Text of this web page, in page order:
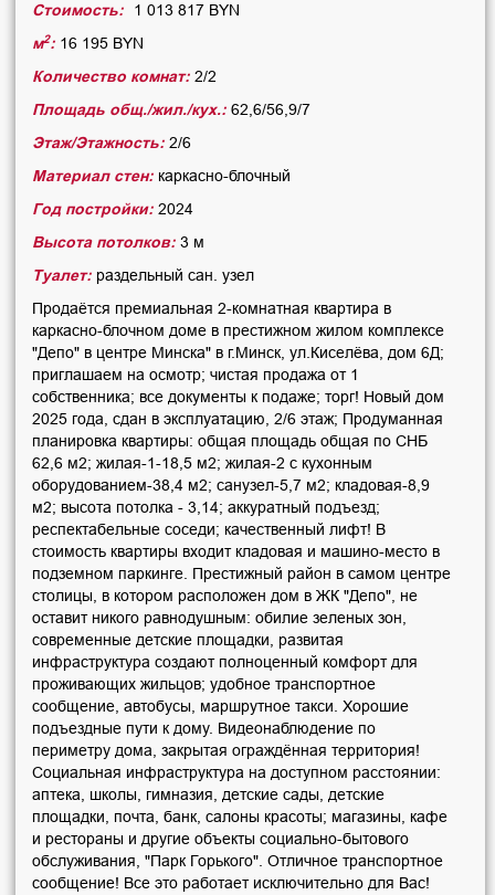
Стоимость:
1 013 817 BYN
м2: 16 195 BYN
Количество комнат: 2/2
Площадь общ./жил./кух.: 62,6/56,9/7
Этаж/Этажность: 2/6
Материал стен: каркасно-блочный
Год постройки: 2024
Высота потолков: 3 м
Туалет: раздельный сан. узел
Продаётся премиальная 2-комнатная квартира в
каркасно-блочном доме в престижном жилом комплексе
"Депо" в центре Минска" в г.Минск, ул.Киселёва, дом 6Д;
приглашаем на осмотр; чистая продажа от 1
собственника; все документы к подаже; торг! Новый дом
2025 года, сдан в эксплуатацию, 2/6 этаж; Продуманная
планировка квартиры: общая площадь общая по СНБ
62,6 м2; жилая-1-18,5 м2; жилая-2 с кухонным
оборудованием-38,4 м2; санузел-5,7 м2; кладовая-8,9
м2; высота потолка - 3,14; аккуратный подъезд;
респектабельные соседи; качественный лифт! В
стоимость квартиры входит кладовая и машино-место в
подземном паркинге. Престижный район в самом центре
столицы, в котором расположен дом в ЖК "Депо", не
оставит никого равнодушным: обилие зеленых зон,
современные детские площадки, развитая
инфраструктура создают полноценный комфорт для
проживающих жильцов; удобное транспортное
сообщение, автобусы, маршрутное такси. Хорошие
подъездные пути к дому. Видеонаблюдение по
периметру дома, закрытая ограждённая территория!
Социальная инфраструктура на доступном расстоянии:
аптека, школы, гимназия, детские сады, детские
площадки, почта, банк, салоны красоты; магазины, кафе
и рестораны и другие объекты социально-бытового
обслуживания, "Парк Горького". Отличное транспортное
сообщение! Все это работает исключительно для Вас!